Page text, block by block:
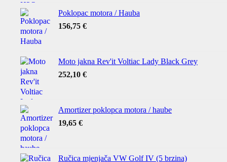
Poklopac motora / Hauba
156,75 €
Moto jakna Rev'it Voltiac Lady Black Grey
252,10 €
Amortizer poklopca motora / haube
19,65 €
Ručica mjenjača VW Golf IV (5 brzina)